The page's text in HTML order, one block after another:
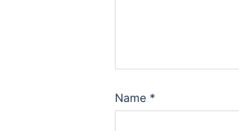
Name *